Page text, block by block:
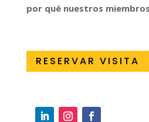
por qué nuestros
RESERVAR VISITA